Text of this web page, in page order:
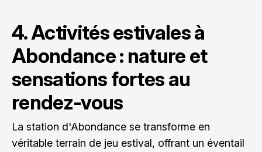
4. Activités estivales à
Abondance : nature et
sensations fortes au
rendez-vous
La station d'Abondance se transforme en
véritable terrain de jeu estival, offrant un éventail